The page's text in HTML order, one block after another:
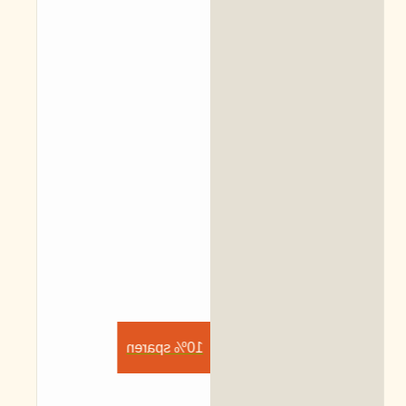
10% sparen